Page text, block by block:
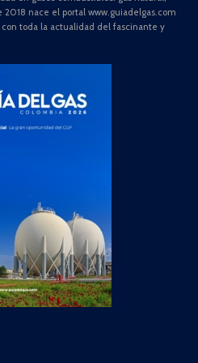
2018 nace el portal www.guiadelgas.com
toda la actualidad del fascinante y